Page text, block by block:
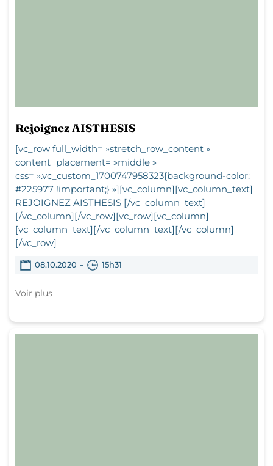
Rejoignez AISTHESIS
[vc_row full_width= »stretch_row_content »
content_placement= »middle »
css= ».vc_custom_1700747958323{background-color:
#225977 !important;} »][vc_column][vc_column_text]
REJOIGNEZ AISTHESIS [/vc_column_text]
[/vc_column][/vc_row][vc_row][vc_column]
[vc_column_text][/vc_column_text][/vc_column]
[/vc_row]
08.10.2020 - 15h31
Voir plus